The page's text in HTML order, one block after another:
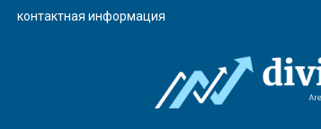
контактная информация
агентство
финансовых